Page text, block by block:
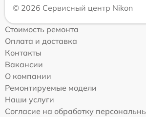
© 2026 Сервисный центр Nikon
Стоимость ремонта
Оплата и доставка
Контакты
Вакансии
О компании
Ремонтируемые модели
Наши услуги
Согласие на обработку